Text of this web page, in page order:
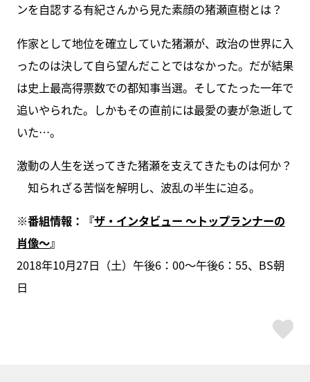
ンを自認する有紀さんから見た素顔の猪瀬直樹とは？
作家として地位を確立していた猪瀬が、政治の世界に入
ったのは決して自ら望んだことではなかった。だが結果
は史上最高得票数での都知事当選。そしてたった一年で
追いやられた。しかもその直前には最愛の妻が急逝して
いた…。
激動の人生を送ってきた猪瀬を支えてきたものは何か？
知られざる苦悩を解明し、波乱の半生に迫る。
※番組情報：『ザ・インタビュー ～トップランナーの
肖像～』
2018年10月27日（土）午後6：00～午後6：55、BS朝
日